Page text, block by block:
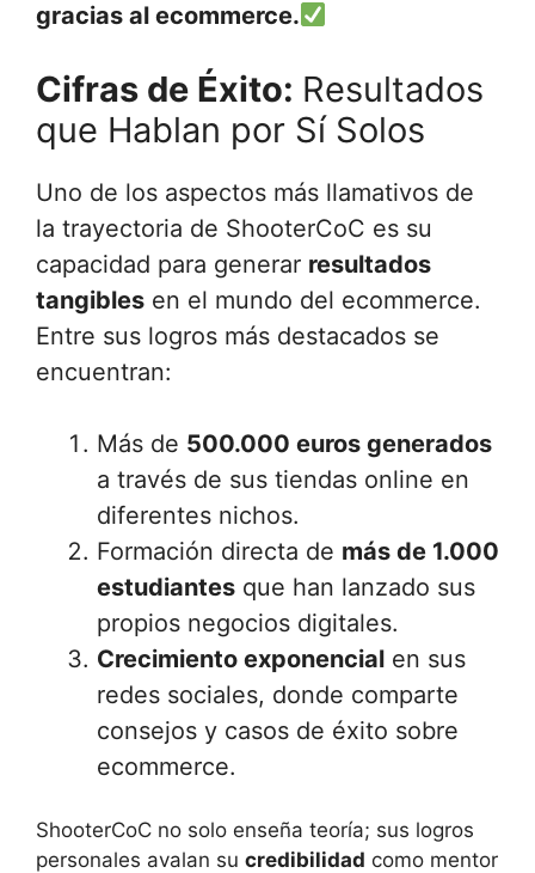
gracias al ecommerce.
Cifras de Éxito: Resultados
que Hablan por Sí Solos
Uno de los aspectos más llamativos de
la trayectoria de ShooterCoC es su
capacidad para generar resultados
tangibles en el mundo del ecommerce.
Entre sus logros más destacados se
encuentran:
Más de 500.000 euros generados
a través de sus tiendas online en
diferentes nichos.
Formación directa de más de 1.000
estudiantes que han lanzado sus
propios negocios digitales.
Crecimiento exponencial en sus
redes sociales, donde comparte
consejos y casos de éxito sobre
ecommerce.
ShooterCoC no solo enseña teoría; sus logros
personales avalan su credibilidad como mentor